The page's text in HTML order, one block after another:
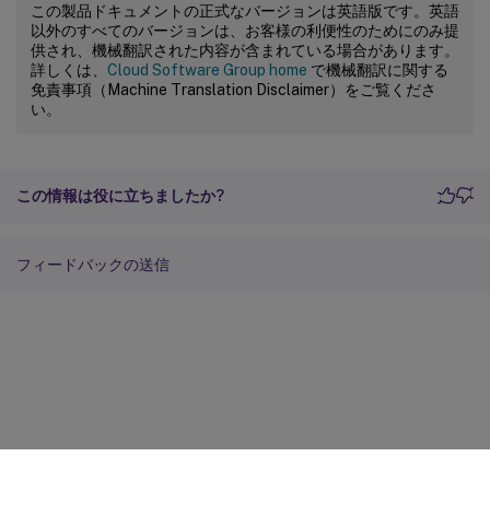
この製品ドキュメントの正式なバージョンは英語版です。英語
以外のすべてのバージョンは、お客様の利便性のためにのみ提
供され、機械翻訳された内容が含まれている場合があります。
詳しくは、 Cloud Software Group home で機械翻訳に関する
免責事項（Machine Translation Disclaimer）をご覧くださ
い。
この情報は役に立ちましたか?
フィードバックの送信